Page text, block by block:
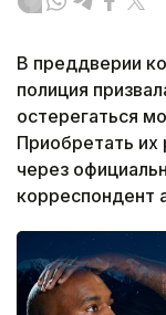
В преддверии
полиция
остерегаться
Приобретать
через
корреспондент